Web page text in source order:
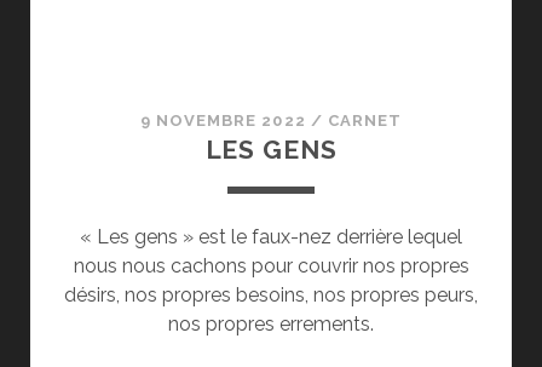
9 NOVEMBRE 2022 / CARNET
LES GENS
« Les gens » est le faux-nez derrière lequel
nous nous cachons pour couvrir nos propres
désirs, nos propres besoins, nos propres peurs,
nos propres errements.